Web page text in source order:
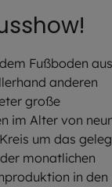
Fußboden aus
anderen
große
im Alter von
um das
monatlichen
in den